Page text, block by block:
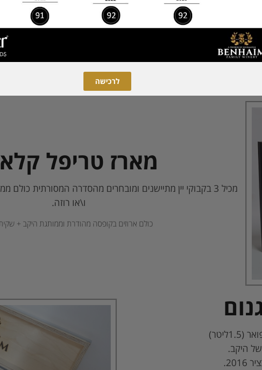
תוכי וממרח גורמה.
ממותגת היקב + שקית נייר
מארז טריפל
מכיל 3 בקבוקי יין מתיישנים ומובחרים מהסדרה המסורתית כולם
ו\או רוזה.
כולם ארוזים בקופסה מהודרת וממותגת היקב + שקית
היקב.
לרכישה